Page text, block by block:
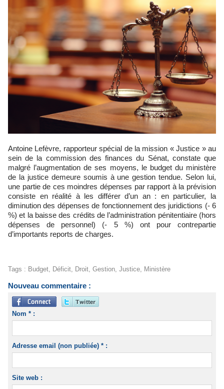
Antoine Lefèvre, rapporteur spécial de la mission « Justice » au
sein de la commission des finances du Sénat, constate que
malgré l’augmentation de ses moyens, le budget du ministère
de la justice demeure soumis à une gestion tendue. Selon lui,
une partie de ces moindres dépenses par rapport à la prévision
consiste en réalité à les différer d’un an : en particulier, la
diminution des dépenses de fonctionnement des juridictions (- 6
%) et la baisse des crédits de l’administration pénitentiaire (hors
dépenses de personnel) (‑ 5 %) ont pour contrepartie
d’importants reports de charges.
Tags : Budget, Déficit, Droit, Gestion, Justice, Ministère
Nouveau commentaire :
Nom * :
Adresse email (non publiée) * :
Site web :